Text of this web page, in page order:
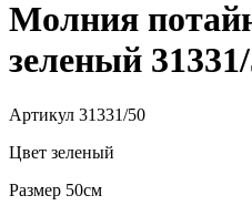
Молния
зеленый
Артикул 31331/50
Цвет зеленый
Размер 50см